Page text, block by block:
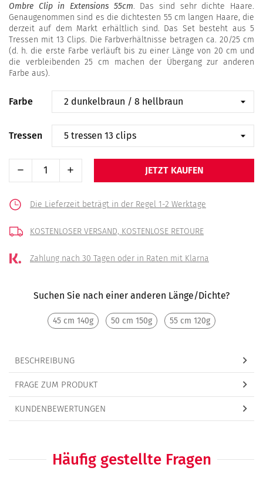
Ombre Clip in Extensions 55cm. Das sind sehr dichte Haare.
Genaugenommen sind es die dichtesten 55 cm langen Haare, die
derzeit auf dem Markt erhältlich sind. Das Set besteht aus 5
Tressen mit 13 Clips. Die Farbverhältnisse betragen ca. 20/25 cm
(d. h. die erste Farbe verläuft bis zu einer Länge von 20 cm und
die verbleibenden 25 cm machen der Übergang zur anderen
Farbe aus).
Farbe
Tressen
JETZT KAUFEN
Die Lieferzeit beträgt in der Regel 1-2 Werktage
KOSTENLOSER VERSAND, KOSTENLOSE RETOURE
Zahlung nach 30 Tagen oder in Raten mit Klarna
Suchen Sie nach einer anderen Länge/Dichte?
45 cm 140g 50 cm 150g 55 cm 120g
BESCHREIBUNG
FRAGE ZUM PRODUKT
KUNDENBEWERTUNGEN
Häufig gestellte Fragen